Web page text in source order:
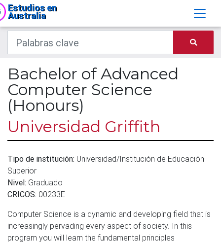
Estudios en
Australia
Bachelor of Advanced
Computer Science
(Honours)
Universidad Griffith
Tipo de institución: Universidad/Institución de Educación
Superior
Nivel: Graduado
CRICOS: 00233E
Computer Science is a dynamic and developing field that is
increasingly pervading every aspect of society. In this
program you will learn the fundamental principles